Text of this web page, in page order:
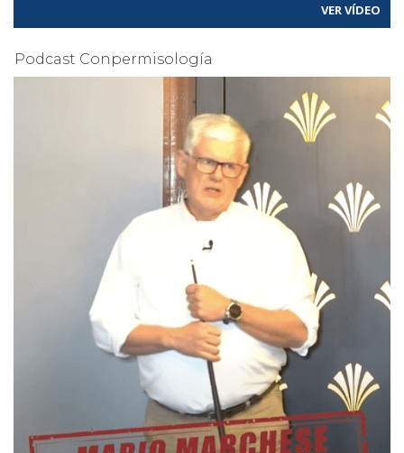
VER VÍDEO
Podcast Conpermisología